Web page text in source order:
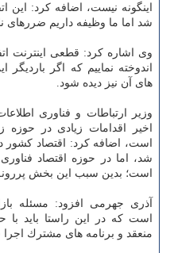
اینگونه نیست، اضافه كرد: این
شد اما ما وظیفه داریم ضررهای
وی اشاره كرد: قطعی اینترنت
اندوخته نماییم كه اگر
های آن نیز دیده شود.
وزیر ارتباطات و فناوری
اخیر اقدامات زیادی در
است؛ بدین سبب این بخش
آذری جهرمی افزود: مسئله
است كه در این راستا باید با
منعقد و برنامه های مشترك